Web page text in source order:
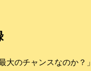
大のチャンスなのか？」